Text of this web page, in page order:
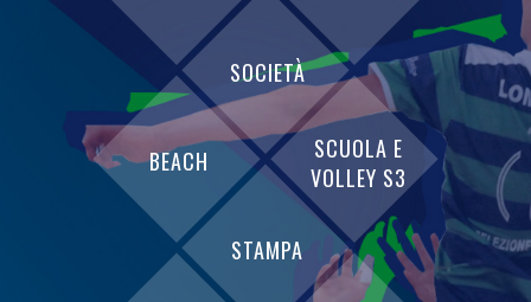
SOCIETÀ
BEACH
STAMPA
SCUOLA E
VOLLEY S3